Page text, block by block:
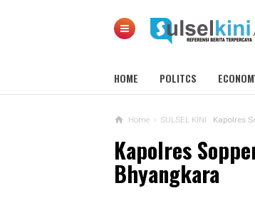
HOME POLITCS
Home › SULSEL KINI Kapolres
Kapolres
Bhyangkara